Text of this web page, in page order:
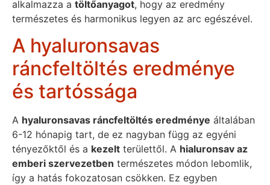
alkalmazza a töltőanyagot, hogy az eredmény
természetes és harmonikus legyen az arc egészével.
A hyaluronsavas
ráncfeltöltés eredménye
és tartóssága
A hyaluronsavas ráncfeltöltés eredménye általában
6-12 hónapig tart, de ez nagyban függ az egyéni
tényezőktől és a kezelt területtől. A hialuronsav az
emberi szervezetben természetes módon lebomlik,
így a hatás fokozatosan csökken. Ez egyben